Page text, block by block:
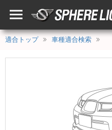
適合トップ 車種適合検索